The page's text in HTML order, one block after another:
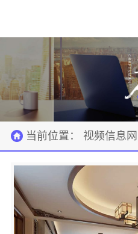
当前位置： 视频信息网